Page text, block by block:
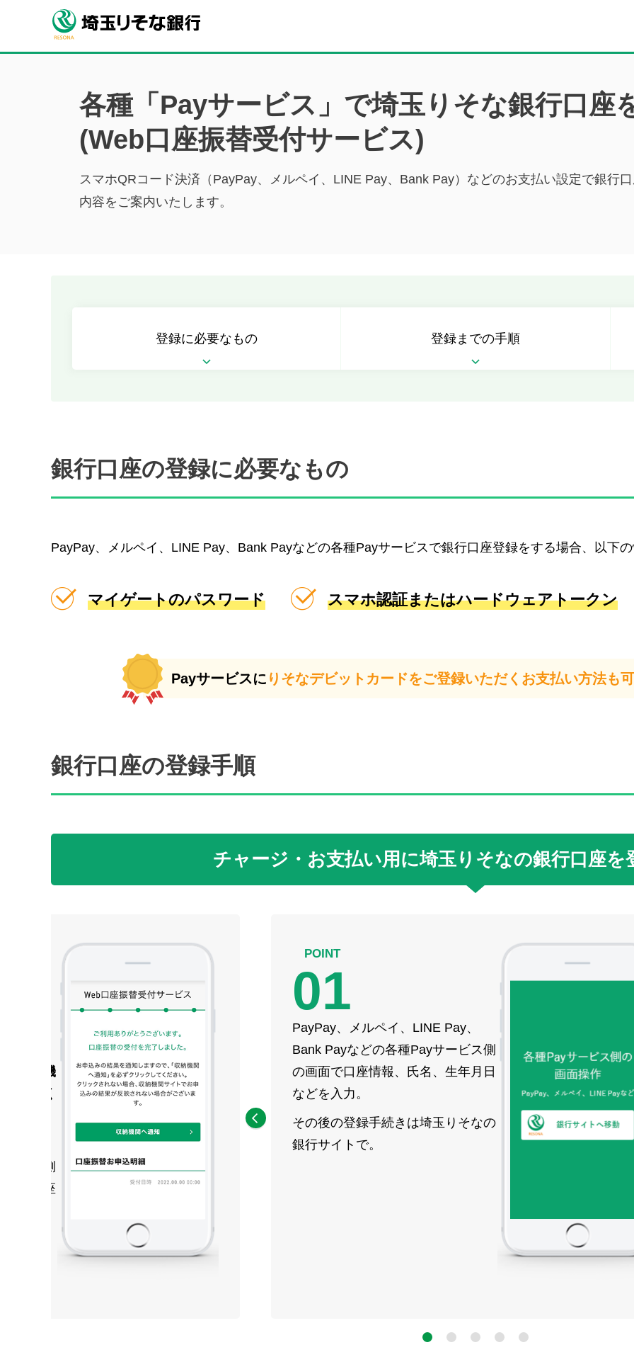
各種「Payサービス」で埼玉りそな銀行口座
(Web口座振替受付サービス)
スマホQRコード決済（PayPay、メルペイ、LINE Pay、Bank Pay）などのお支払い設定で銀行
内容をご案内いたします。
登録に必要なもの 登録までの手順
銀行口座の登録に必要なもの
PayPay、メルペイ、LINE Pay、Bank Payなどの各種Payサービスで銀行口座登録をする場合、以下
マイゲートのパスワード スマホ認証またはハードウェアトークン
Payサービスに りそなデビットカードをご登録いただくお支払い方法も
銀行口座の登録手順
チャージ・お支払い用に埼玉りそなの銀行口座を
「収納機
してく
ビス側
銀行口座
POINT
01
PayPay、メルペイ、LINE Pay、
Bank Payなどの各種Payサービス側
の画面で口座情報、氏名、生年月日
などを入力。
その後の登録手続きは埼玉りそなの
銀行サイトで。